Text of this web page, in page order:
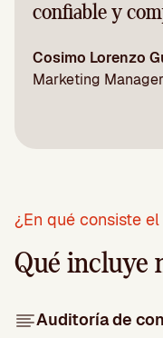
confiable y
Cosimo Lorenzo
Marketing
¿En qué consiste
Qué incluye
Auditoría de